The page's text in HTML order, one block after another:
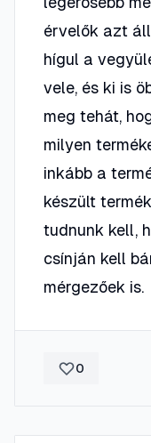
érvelők azt
hígul a
vele, és ki is
meg tehát,
milyen
inkább a
készült
tudnunk kell,
csínján kell
mérgezőek is.
0